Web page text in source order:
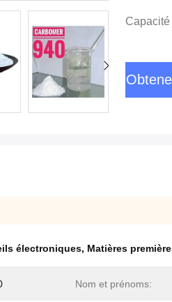
électroniques, Matières
Nom et prénoms: